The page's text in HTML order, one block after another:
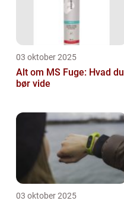
03 oktober 2025
Alt om MS Fuge: Hvad du
bør vide
03 oktober 2025